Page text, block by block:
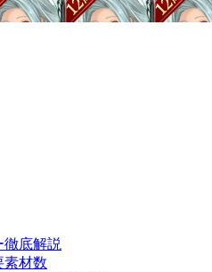
底解説
素材数